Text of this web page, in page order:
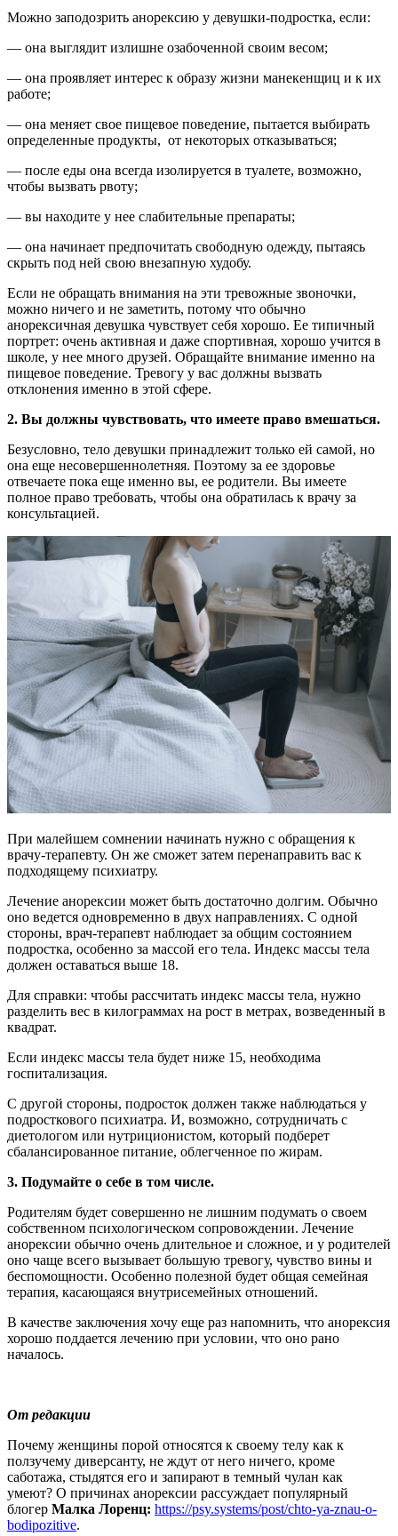
Можно заподозрить анорексию у девушки-подростка, если:
— она выглядит излишне озабоченной своим весом;
— она проявляет интерес к образу жизни манекенщиц и к их
работе;
— она меняет свое пищевое поведение, пытается выбирать
определенные продукты, от некоторых отказываться;
— после еды она всегда изолируется в туалете, возможно,
чтобы вызвать рвоту;
— вы находите у нее слабительные препараты;
— она начинает предпочитать свободную одежду, пытаясь
скрыть под ней свою внезапную худобу.
Если не обращать внимания на эти тревожные звоночки,
можно ничего и не заметить, потому что обычно
анорексичная девушка чувствует себя хорошо. Ее типичный
портрет: очень активная и даже спортивная, хорошо учится в
школе, у нее много друзей. Обращайте внимание именно на
пищевое поведение. Тревогу у вас должны вызвать
отклонения именно в этой сфере.
2. Вы должны чувствовать, что имеете право вмешаться.
Безусловно, тело девушки принадлежит только ей самой, но
она еще несовершеннолетняя. Поэтому за ее здоровье
отвечаете пока еще именно вы, ее родители. Вы имеете
полное право требовать, чтобы она обратилась к врачу за
консультацией.
При малейшем сомнении начинать нужно с обращения к
врачу-терапевту. Он же сможет затем перенаправить вас к
подходящему психиатру.
Лечение анорексии может быть достаточно долгим. Обычно
оно ведется одновременно в двух направлениях. С одной
стороны, врач-терапевт наблюдает за общим состоянием
подростка, особенно за массой его тела. Индекс массы тела
должен оставаться выше 18.
Для справки: чтобы рассчитать индекс массы тела, нужно
разделить вес в килограммах на рост в метрах, возведенный в
квадрат.
Если индекс массы тела будет ниже 15, необходима
госпитализация.
С другой стороны, подросток должен также наблюдаться у
подросткового психиатра. И, возможно, сотрудничать с
диетологом или нутриционистом, который подберет
сбалансированное питание, облегченное по жирам.
3. Подумайте о себе в том числе.
Родителям будет совершенно не лишним подумать о своем
собственном психологическом сопровождении. Лечение
анорексии обычно очень длительное и сложное, и у родителей
оно чаще всего вызывает большую тревогу, чувство вины и
беспомощности. Особенно полезной будет общая семейная
терапия, касающаяся внутрисемейных отношений.
В качестве заключения хочу еще раз напомнить, что анорексия
хорошо поддается лечению при условии, что оно рано
началось.
От редакции
Почему женщины порой относятся к своему телу как к
ползучему диверсанту, не ждут от него ничего, кроме
саботажа, стыдятся его и запирают в темный чулан как
умеют? О причинах анорексии рассуждает популярный
блогер Малка Лоренц: https://psy.systems/post/chto-ya-znau-o-
bodipozitive.